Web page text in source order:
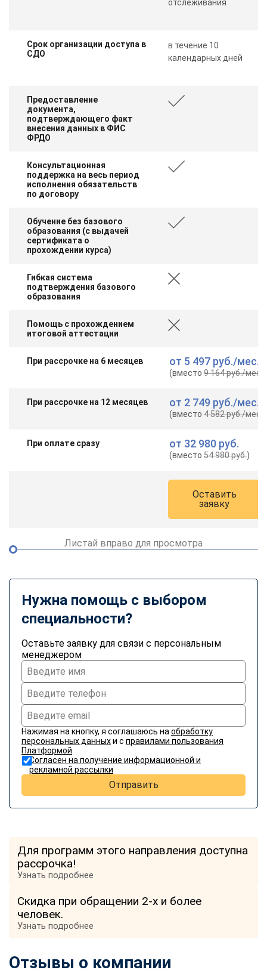
отслеживания
Срок организации доступа в
СДО
в течение 10
календарных дней
Предоставление
документа,
подтверждающего факт
внесения данных в ФИС
ФРДО
Консультационная
поддержка на весь период
исполнения обязательств
по договору
Обучение без базового
образования (с выдачей
сертификата о
прохождении курса)
Гибкая система
подтверждения базового
образования
Помощь с прохождением
итоговой аттестации
При рассрочке на 6 месяцев от 5 497 руб./мес.
(вместо9 164 руб./мес.
При рассрочке на 12 месяцев от 2 749 руб./мес.
(вместо4 582 руб./мес.
При оплате сразу от 32 980 руб.
(вместо54 980 руб.)
Оставить
заявку
Листай вправо для просмотра
Нужна помощь с выбором
специальности?
Оставьте заявку для связи с персональным
менеджером
Нажимая на кнопку, я соглашаюсь на обработку
персональных данныхи с правилами пользования
Платформой
Согласен на получение информационной и
рекламной рассылки
Отправить
Для программ этого направления доступна
рассрочка!
Узнать подробнее
Скидка при обращении 2-х и более
человек.
Узнать подробнее
Отзывы о компании